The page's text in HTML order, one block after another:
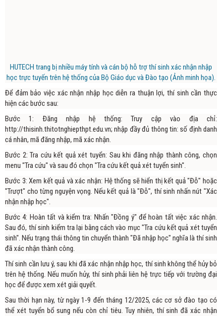
HUTECH trang bị nhiều máy tính và cán bộ hỗ trợ thí sinh xác nhận nhập
học trực tuyến trên hệ thống của Bộ Giáo dục và Đào tạo (Ảnh minh họa).
Để đảm bảo việc xác nhận nhập học diễn ra thuận lợi, thí sinh cần thực
hiện các bước sau:
Bước 1: Đăng nhập hệ thống: Truy cập vào địa chỉ:
http://thisinh.thitotnghiepthpt.edu.vn; nhập đầy đủ thông tin: số định danh
cá nhân, mã đăng nhập, mã xác nhận.
Bước 2: Tra cứu kết quả xét tuyển: Sau khi đăng nhập thành công, chọn
menu "Tra cứu" và sau đó chọn "Tra cứu kết quả xét tuyển sinh".
Bước 3: Xem kết quả và xác nhận: Hệ thống sẽ hiển thị kết quả "Đỗ" hoặc
"Trượt" cho từng nguyện vọng. Nếu kết quả là "Đỗ", thí sinh nhấn nút "Xác
nhận nhập học".
Bước 4: Hoàn tất và kiểm tra: Nhấn "Đồng ý" để hoàn tất việc xác nhận.
Sau đó, thí sinh kiểm tra lại bằng cách vào mục "Tra cứu kết quả xét tuyển
sinh". Nếu trạng thái thông tin chuyển thành "Đã nhập học" nghĩa là thí sinh
đã xác nhận thành công.
Thí sinh cần lưu ý, sau khi đã xác nhận nhập học, thí sinh không thể hủy bỏ
trên hệ thống. Nếu muốn hủy, thí sinh phải liên hệ trực tiếp với trường đại
học để được xem xét giải quyết.
Sau thời hạn này, từ ngày 1-9 đến tháng 12/2025, các cơ sở đào tạo có
thể xét tuyển bổ sung nếu còn chỉ tiêu. Tuy nhiên, thí sinh đã xác nhận